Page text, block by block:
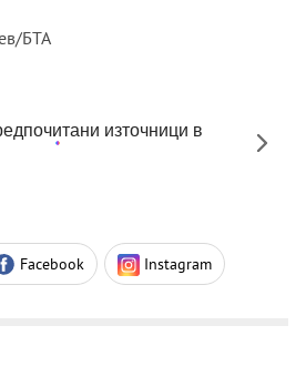
БТА
източници в
Facebook Instagram